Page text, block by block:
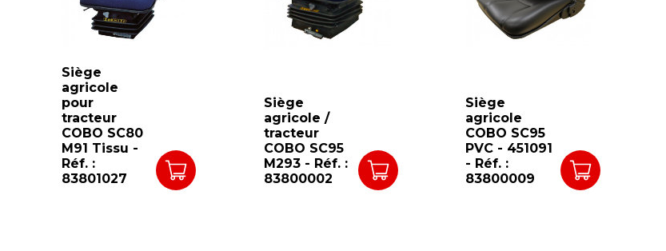
Siège
agricole
pour
tracteur
COBO SC80
M91 Tissu -
Réf. :
83801027
Siège
agricole /
tracteur
COBO SC95
M293 - Réf. :
83800002
Siège
agricole
COBO SC95
PVC - 451091
- Réf. :
83800009